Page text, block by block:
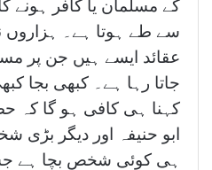
کے مسلمان یا کافر ہونے
سے طے ہوتا ہے۔ ہزاروں
عقائد ایسے ہیں جن پر
جاتا رہا ہے۔ کبھی بجا
کہنا ہی کافی ہو گا کہ
ابو حنیفہ اور دیگر بڑی
ہی کوئی شخص بچا ہے